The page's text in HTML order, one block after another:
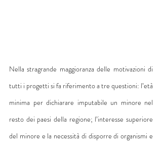
Nella stragrande maggioranza delle motivazioni di
tutti i progetti si fa riferimento a tre questioni: l’età
minima per dichiarare imputabile un minore nel
resto dei paesi della regione; l’interesse superiore
del minore e la necessità di disporre di organismi e